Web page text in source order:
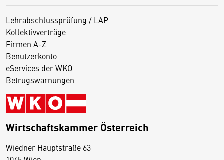
Lehrabschlussprüfung / LAP
Kollektivverträge
Firmen A-Z
Benutzerkonto
eServices der WKO
Betrugswarnungen
Wirtschaftskammer Österreich
Wiedner Hauptstraße 63
D